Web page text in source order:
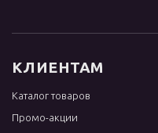
КЛИЕНТАМ
Каталог товаров
Промо-акции